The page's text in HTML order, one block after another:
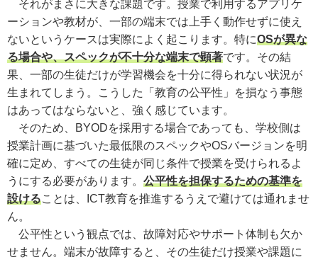
それがまさに大きな課題です。授業で利用するアプリケ
ーションや教材が、一部の端末では上手く動作せずに使え
ないというケースは実際によく起こります。特にOSが異な
る場合や、スペックが不十分な端末で顕著です。その結
果、一部の生徒だけが学習機会を十分に得られない状況が
生まれてしまう。こうした「教育の公平性」を損なう事態
はあってはならないと、強く感じています。
そのため、BYODを採用する場合であっても、学校側は
授業計画に基づいた最低限のスペックやOSバージョンを明
確に定め、すべての生徒が同じ条件で授業を受けられるよ
うにする必要があります。 公平性を担保するための基準を
設けることは、ICT教育を推進するうえで避けては通れませ
ん。
公平性という観点では、故障対応やサポート体制も欠か
せません。端末が故障すると、その生徒だけ授業や課題に